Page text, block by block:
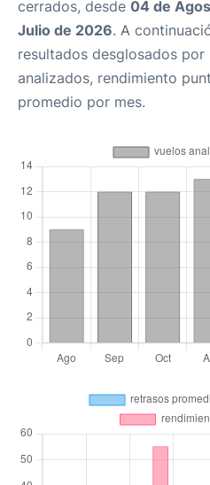
cerrados, desde 04 de
Julio de 2026. A
resultados desglosados por
analizados, rendimiento
promedio por mes.